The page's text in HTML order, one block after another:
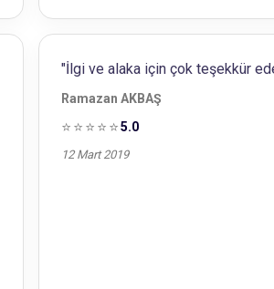
"İlgi ve alaka için çok teşekkür
Ramazan AKBAŞ
⭐⭐⭐⭐⭐5.0
12 Mart 2019